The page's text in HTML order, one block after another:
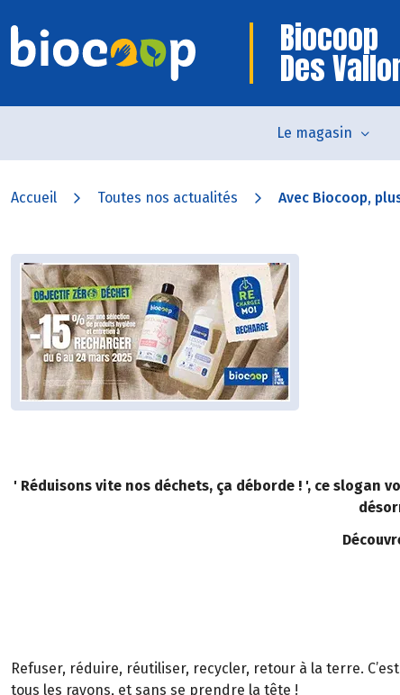
Biocoop
Des
Le magasin
Accueil Toutes nos actualités Avec Biocoop,
' Réduisons vite nos déchets, ça déborde ! ', ce slogan
Refuser, réduire, réutiliser, recycler, retour à la terre.
tous les rayons, et sans se prendre la tête !